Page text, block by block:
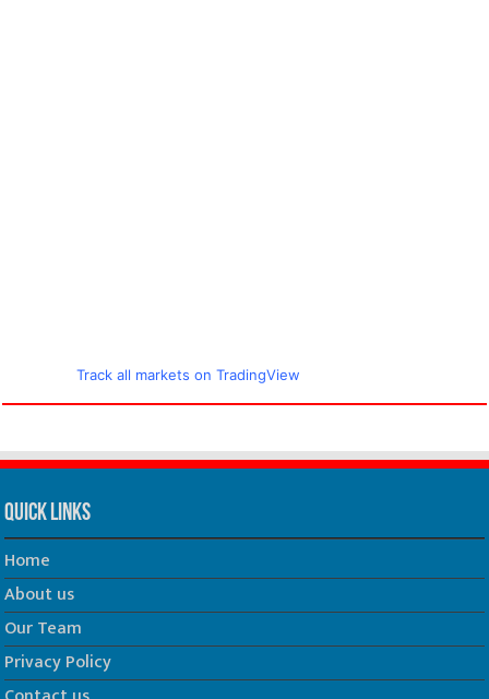
Track all markets on TradingView
Quick Links
Home
About us
Our Team
Privacy Policy